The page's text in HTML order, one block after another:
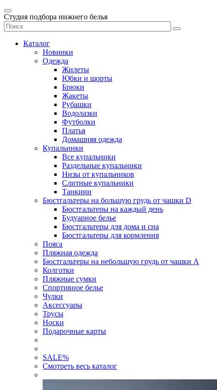
Студия подбора нижнего белья
Каталог
Новинки
Одежда
Жилеты
Юбки и шорты
Брюки
Жакеты
Рубашки
Водолазки
Футболки
Платья
Домашняя одежда
Купальники
Все купальники
Раздельные купальники
Низы от купальников
Слитные купальники
Танкини
Бюстгальтеры на большую грудь от чашки D
Бюстгальтеры на каждый день
Будуарное белье
Бюстгальтеры для дома и сна
Бюстгальтеры для кормления
Пояса
Пляжная одежда
Бюстгальтеры на небольшую грудь от чашки А
Колготки
Пляжные сумки
Спортивное белье
Чулки
Аксессуары
Трусы
Носки
Подарочные карты
SALE%
Смотреть весь каталог